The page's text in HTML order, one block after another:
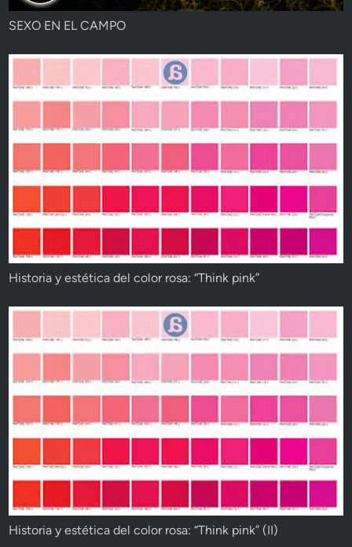
SEXO EN EL CAMPO
Historia y estética del color rosa: “Think pink”
Historia y estética del color rosa: “Think pink” (II)